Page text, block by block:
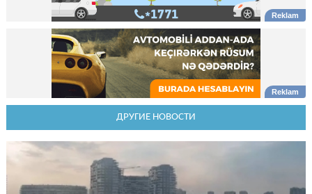
ДРУГИЕ НОВОСТИ